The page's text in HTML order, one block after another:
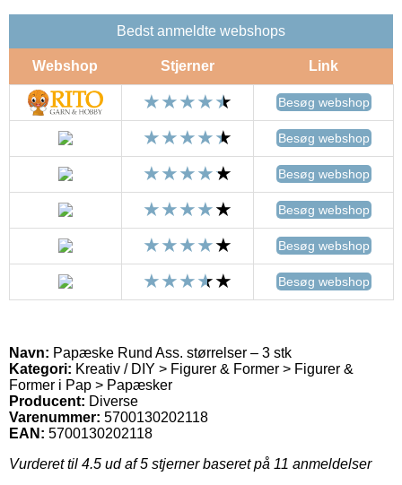
Bedst anmeldte webshops
Webshop Stjerner Link
Besøg webshop
Besøg webshop
Besøg webshop
Besøg webshop
Besøg webshop
Besøg webshop
Navn: Papæske Rund Ass. størrelser – 3 stk
Kategori: Kreativ / DIY > Figurer & Former > Figurer &
Former i Pap > Papæsker
Producent: Diverse
Varenummer: 5700130202118
EAN: 5700130202118
Vurderet til 4.5 ud af 5 stjerner baseret på 11 anmeldelser